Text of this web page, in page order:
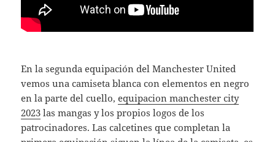
En la segunda equipación del Manchester United
vemos una camiseta blanca con elementos en negro
en la parte del cuello,equipacion manchester city
2023 las mangas y los propios logos de los
patrocinadores. Las calcetines que completan la